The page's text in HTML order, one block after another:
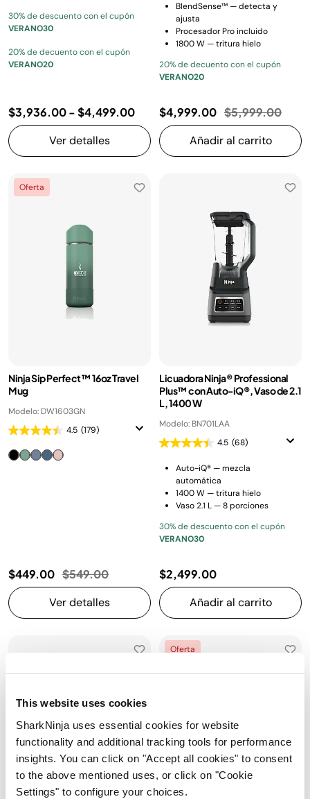
This website uses cookies
SharkNinja uses essential cookies for website
functionality and additional tracking tools for performance
insights. You can click on "Accept all cookies" to consent
to the above mentioned uses, or click on "Cookie
Settings" to configure your choices.
30% de descuento con el cupón
VERANO30
20% de decuento con el cupón
VERANO20
$3,936.00-$4,499.00
Ver detalles
BlendSense™ — detecta y
ajusta
Procesador Pro incluido
1800 W — tritura hielo
20% de decuento con el cupón
VERANO20
$4,999.00 Precio
$5,999.00a
Añadir al carrito
Oferta
Ninja Sip Perfect™ 16oz Travel
Mug
Modelo: DW1603GN
4.5 (179)
$449.00 Precio reducido de
$549.00a
Ver detalles
Licuadora Ninja® Professional
Plus™ con Auto-iQ®, Vaso de 2.1
L, 1400 W
Modelo: BN701LAA
4.5 (68)
Auto-iQ® — mezcla
automática
1400 W — tritura hielo
Vaso 2.1 L — 8 porciones
30% de descuento con el cupón
VERANO30
$2,499.00
Añadir al carrito
Oferta